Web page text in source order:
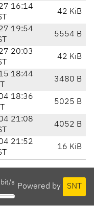
16:14
42 KiB
19:54
5554 B
20:03
42 KiB
18:44
3480 B
18:36
5025 B
21:08
4052 B
21:52
16 KiB
Powered by SNT
s